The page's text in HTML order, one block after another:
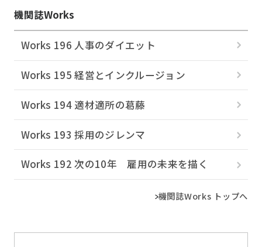
機関誌Works
Works 196 人事のダイエット
Works 195 経営とインクルージョン
Works 194 適材適所の葛󠄀藤
Works 193 採用のジレンマ
Works 192 次の10年 雇用の未来を描く
機関誌Works トップへ